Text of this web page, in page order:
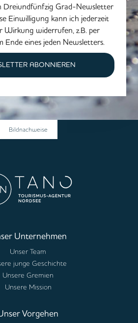
Dreiundfünfzig Grad-Newsletter
Einwilligung kann ich jederzeit
Wirkung widerrufen, z.B. per
Ende eines jeden Newsletters.
ABONNIEREN
Bildnachweise
Unternehmen
Unser Team
junge Geschichte
Unsere Gremien
Unsere Mission
Vorgehen